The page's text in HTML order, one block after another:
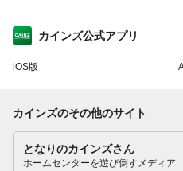
カインズ公式アプリ
iOS版
カインズのその他のサイト
となりのカインズさん
ホームセンターを遊び倒すメディア